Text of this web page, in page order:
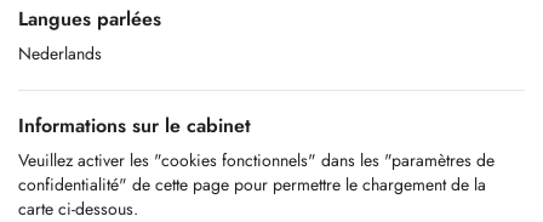
Langues parlées
Nederlands
Informations sur le cabinet
Veuillez activer les "cookies fonctionnels" dans les "paramètres de
confidentialité" de cette page pour permettre le chargement de la
carte ci-dessous.